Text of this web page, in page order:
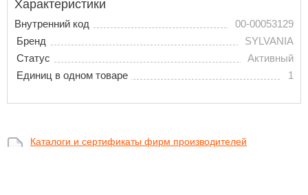
Характеристики
Внутренний код
00-00053129
Бренд
SYLVANIA
Статус
Активный
Единиц в одном товаре
1
Каталоги и сертификаты фирм производителей